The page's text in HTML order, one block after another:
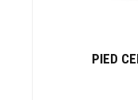
PIED